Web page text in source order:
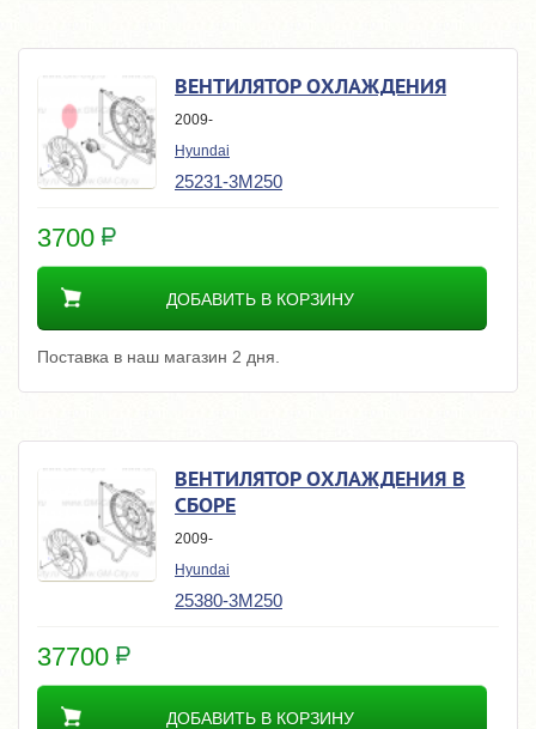
ВЕНТИЛЯТОР ОХЛАЖДЕНИЯ
2009-
Hyundai
25231-3M250
3700
ДОБАВИТЬ В КОРЗИНУ
Поставка в наш магазин 2 дня.
ВЕНТИЛЯТОР ОХЛАЖДЕНИЯ В
СБОРЕ
2009-
Hyundai
25380-3M250
37700
ДОБАВИТЬ В КОРЗИНУ